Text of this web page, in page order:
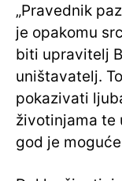
„Pravednik
je opakomu
biti upravitelj
uništavatelj.
pokazivati
životinjama te
god je